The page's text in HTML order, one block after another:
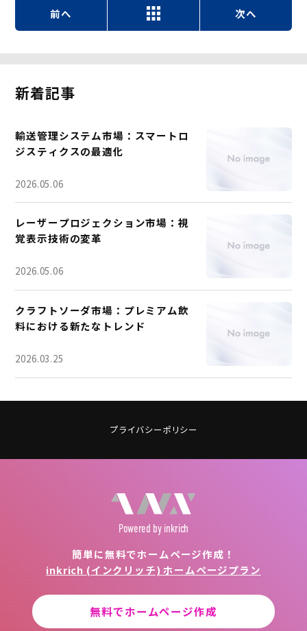
前へ 次へ
新着記事
輸送管理システム市場：スマートロ
ジスティクスの最適化
2026.05.06
レーザープロジェクション市場：視
覚表示技術の変革
2026.05.06
クラフトソーダ市場：プレミアム飲
料における新たなトレンド
2026.03.25
プライバシーポリシー
Powered by inkrich
簡単に無料でホームページ作成！
inkrich (インクリッチ) ホームページプラン
無料でホームページ作成